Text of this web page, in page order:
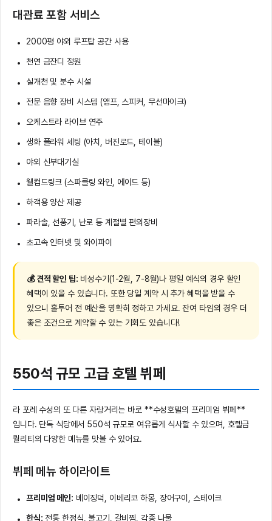
대관료 포함 서비스
2000평 야외 루프탑 공간 사용
천연 금잔디 정원
실개천 및 분수 시설
전문 음향 장비 시스템 (앰프, 스피커, 무선마이크)
오케스트라 라이브 연주
생화 플라워 세팅 (아치, 버진로드, 테이블)
야외 신부대기실
웰컴드링크 (스파클링 와인, 에이드 등)
하객용 양산 제공
파라솔, 선풍기, 난로 등 계절별 편의장비
초고속 인터넷 및 와이파이
💰 견적 할인 팁: 비성수기(1-2월, 7-8월)나 평일 예식의 경우 할인
혜택이 있을 수 있습니다. 또한 당일 계약 시 추가 혜택을 받을 수
있으니 홀투어 전 예산을 명확히 정하고 가세요. 잔여 타임의 경우 더
좋은 조건으로 계약할 수 있는 기회도 있습니다!
550석 규모 고급 호텔 뷔페
라 포레 수성의 또 다른 자랑거리는 바로 **수성호텔의 프리미엄 뷔페**
입니다. 단독 식당에서 550석 규모로 여유롭게 식사할 수 있으며, 호텔급
퀄리티의 다양한 메뉴를 맛볼 수 있어요.
뷔페 메뉴 하이라이트
프리미엄 메인: 베이징덕, 이베리코 하몽, 장어구이, 스테이크
한식: 전통 한정식, 불고기, 갈비찜, 각종 나물